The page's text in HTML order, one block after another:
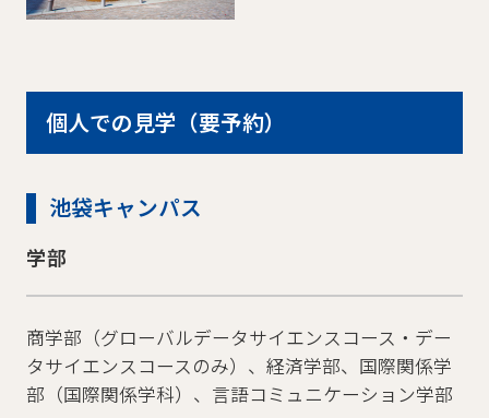
個人での見学（要予約）
池袋キャンパス
学部
商学部（グローバルデータサイエンスコース・デー
タサイエンスコースのみ）、経済学部、国際関係学
部（国際関係学科）、 言語コミュニケーション学部